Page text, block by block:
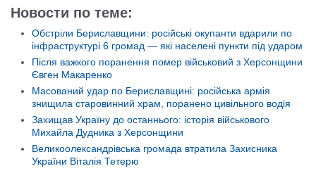
Новости по теме:
Обстріли Бериславщини: російські окупанти вдарили по
інфраструктурі 6 громад — які населені пункти під ударом
Після важкого поранення помер військовий з Херсонщини
Євген Макаренко
Масований удар по Бериславщині: російська армія
знищила старовинний храм, поранено цивільного водія
Захищав Україну до останнього: історія військового
Михайла Дудника з Херсонщини
Великоолександрівська громада втратила Захисника
України Віталія Тетерю